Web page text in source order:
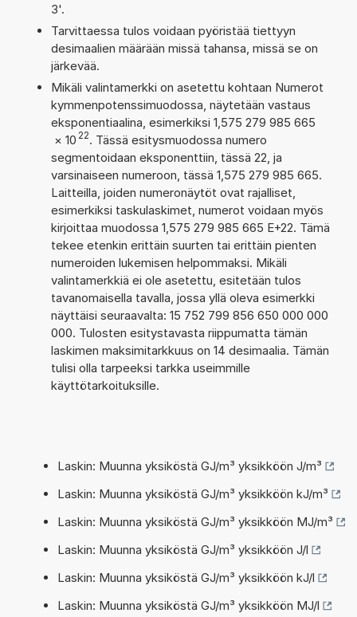
3'.
Tarvittaessa tulos voidaan pyöristää tiettyyn
desimaalien määrään missä tahansa, missä se on
järkevää.
Mikäli valintamerkki on asetettu kohtaan Numerot
kymmenpotenssimuodossa, näytetään vastaus
eksponentiaalina, esimerkiksi 1,575 279 985 665
× 10 22. Tässä esitysmuodossa numero
segmentoidaan eksponenttiin, tässä 22, ja
varsinaiseen numeroon, tässä 1,575 279 985 665.
Laitteilla, joiden numeronäytöt ovat rajalliset,
esimerkiksi taskulaskimet, numerot voidaan myös
kirjoittaa muodossa 1,575 279 985 665 E+22. Tämä
tekee etenkin erittäin suurten tai erittäin pienten
numeroiden lukemisen helpommaksi. Mikäli
valintamerkkiä ei ole asetettu, esitetään tulos
tavanomaisella tavalla, jossa yllä oleva esimerkki
näyttäisi seuraavalta: 15 752 799 856 650 000 000
000. Tulosten esitystavasta riippumatta tämän
laskimen maksimitarkkuus on 14 desimaalia. Tämän
tulisi olla tarpeeksi tarkka useimmille
käyttötarkoituksille.
Laskin: Muunna yksiköstä GJ/m³ yksikköön J/m³
Laskin: Muunna yksiköstä GJ/m³ yksikköön kJ/m³
Laskin: Muunna yksiköstä GJ/m³ yksikköön MJ/m³
Laskin: Muunna yksiköstä GJ/m³ yksikköön J/l
Laskin: Muunna yksiköstä GJ/m³ yksikköön kJ/l
Laskin: Muunna yksiköstä GJ/m³ yksikköön MJ/l